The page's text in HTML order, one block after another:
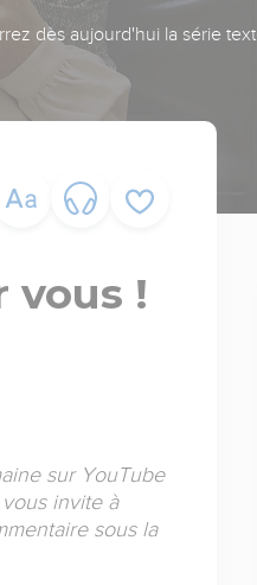
dès aujourd'hui la série
vous !
sur YouTube
invite à
sous la